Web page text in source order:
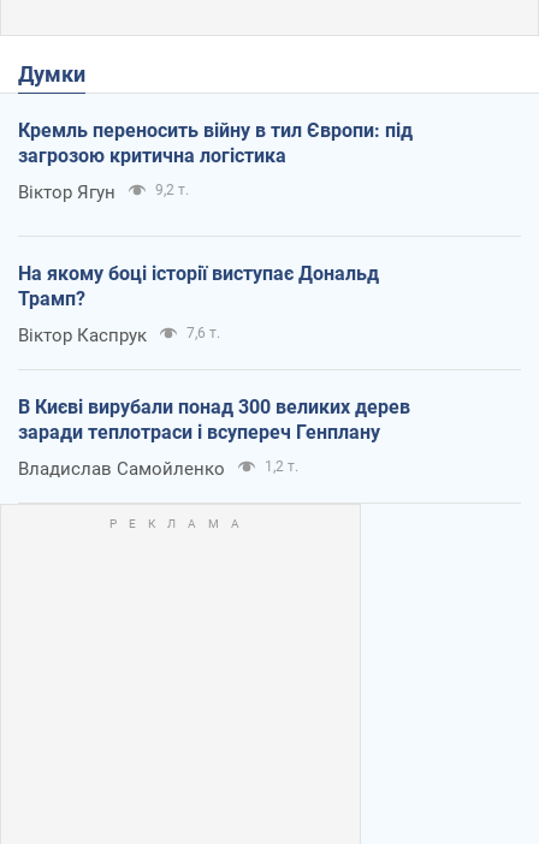
Думки
Кремль переносить війну в тил Європи: під
загрозою критична логістика
Віктор Ягун 9,2 т.
На якому боці історії виступає Дональд
Трамп?
Віктор Каспрук 7,6 т.
В Києві вирубали понад 300 великих дерев
заради теплотраси і всупереч Генплану
Владислав Самойленко 1,2 т.